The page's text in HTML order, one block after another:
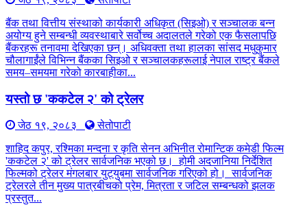
बैंक तथा वित्तीय संस्थाको कार्यकारी अधिकृत (सिइओ) र सञ्चालक बन्न
अयोग्य हुने सम्बन्धी व्यवस्थाबारे सर्वोच्च अदालतले गरेको एक फैसलापछि
बैंकरहरू तनावमा देखिएका छन्। अधिवक्ता तथा हालका सांसद मधुकुमार
चौलागाईंले विभिन्न बैंकका सिइओ र सञ्चालकहरूलाई नेपाल राष्ट्र बैंकले
समय–समयमा गरेको कारबाहीका...
यस्तो छ 'ककटेल २' को ट्रेलर
जेठ १९, २०८३
सेतोपाटी
शाहिद कपुर, रश्मिका मन्दना र कृति सेनन अभिनीत रोमान्टिक कमेडी फिल्म
'ककटेल २' को ट्रेलर सार्वजनिक भएको छ। होमी अदजानिया निर्देशित
फिल्मको ट्रेलर मंगलबार युट्युबमा सार्वजनिक गरिएको हो। सार्वजनिक
ट्रेलरले तीन मुख्य पात्रबीचको प्रेम, मित्रता र जटिल सम्बन्धको झलक
प्रस्तुत...